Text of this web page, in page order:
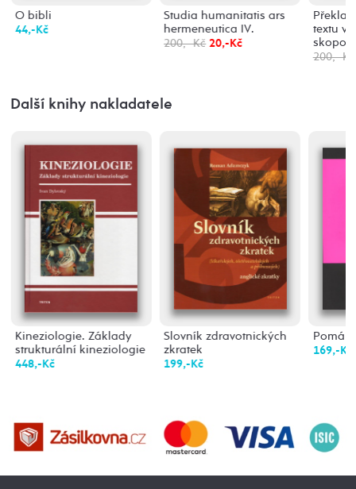
O bibli
44,-Kč
Studia humanitatis ars
hermeneutica IV.
200,- Kč 20,-Kč
textu v
200,- Kč
Další knihy nakladatele
Kineziologie. Základy
strukturální kineziologie
448,-Kč
Slovník zdravotnických
zkratek
199,-Kč
169,-Kč